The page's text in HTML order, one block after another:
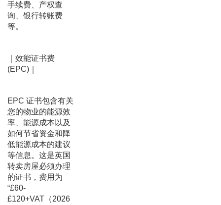
手续费、产权查
询、银行转账费
等。
｜效能证书费
(EPC)｜
EPC 证书包含有关
您的物业的能源效
率、能源成本以及
如何节省资金和降
低能源成本的建议
等信息。这是英国
转卖房屋必须办理
的证书，费用为
“£60-
£120+VAT（2026